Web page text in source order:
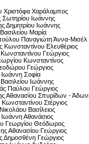
Χριστόφα Χαράλαμπος
Σωτηρίου Ιωάννης
Δημητρίου Ιωάννης
Μαρία
Παναγιώτη Άννα-Μισέλ
Κωνσταντίνου Ελευθέριος
Γεώργιος
Κωνσταντίνος
Γεώργιος
Σοφία
Ιωάννης
Παύλου Γεώργιος
Αθανασίου Σπυρίδων -
Κωνσταντίνου Στέργιος
Βασίλειος
Αθανάσιος
Γεωργίου Θεόδωρος
Αθανασίου Γεώργιος
Δημοσθένη Γεώργιος